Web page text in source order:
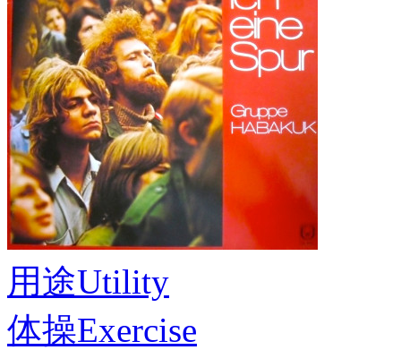
用途Utility
体操Exercise